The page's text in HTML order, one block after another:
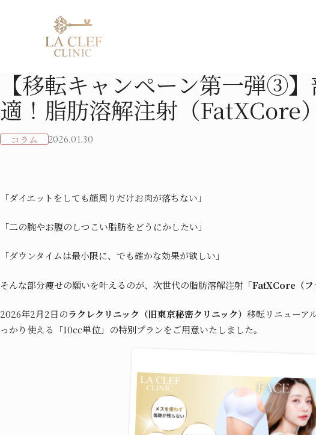
スレッドリフト
クマ取り施術
ヒアルロン酸注入 ブレッシング
美容点滴
医療脱毛
マンジャロ（チルゼパ
【移転キャンペーン第一弾③
適！脂肪溶解注射（FatXCore）
コラム 2026.01.30
「ダイエットをしても顔周りだけお肉が落ちない」
「二の腕やお腹のしつこい脂肪をどうにかしたい」
「ダウンタイムは最小限に、でも確かな効果が欲しい」
そんな部分痩せの願いを叶えるのが、次世代の脂肪溶解注射 「FatXCore（フ
2026年2月2日のラクレクリニック（旧東京秘密クリニック） 移転リニューア
っかり使える「10cc単位」の特別プランをご用意いたしました。